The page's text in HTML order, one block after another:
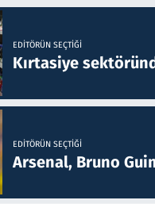
EDITÖRÜN SEÇTIĞI
Kırtasiye
EDITÖRÜN SEÇTIĞI
Arsenal, Bruno